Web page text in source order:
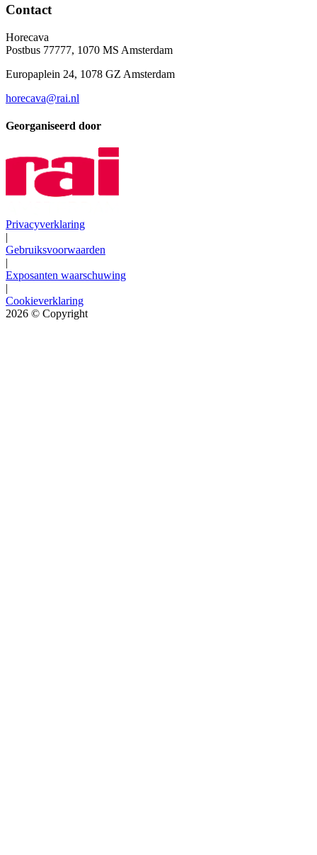
Contact
Horecava
Postbus 77777, 1070 MS Amsterdam
Europaplein 24, 1078 GZ Amsterdam
horecava@rai.nl
Georganiseerd door
Privacyverklaring
|
Gebruiksvoorwaarden
|
Exposanten waarschuwing
|
Cookieverklaring
2026 © Copyright